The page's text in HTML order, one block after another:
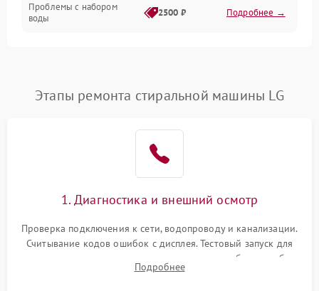
Проблемы с набором
воды
2500 ₽ Подробнее →
Замена платы управления Подробнее →
Этапы ремонта стиральной машины LG
1. Диагностика и внешний осмотр
Проверка подключения к сети, водопроводу и канализации.
Считывание кодов ошибок с дисплея. Тестовый запуск для
выявления посторонних шумов, протечек или сбоев в работе
электронного модуля управления.
Подробнее